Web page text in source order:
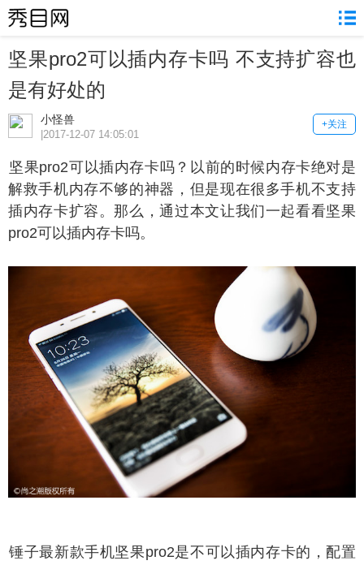
坚果pro2可以插内存卡吗 不支持扩容也
是有好处的
小怪兽 +关注
|2017-12-07 14:05:01
pro2可以插内存卡吗？以前的时候内存卡绝对是
解救手机内存不够的神器，但是现在很多手机不支持
插内存卡扩容。那么，通过本文让我们一起看看坚果
pro2可以插内存卡吗。
子最新款手机坚果pro2是不可以插内存卡的，配置